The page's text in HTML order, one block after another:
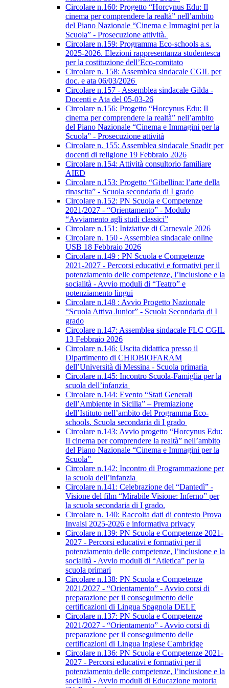
Circolare n.160: Progetto “Horcynus Edu: Il
cinema per comprendere la realtà” nell’ambito
del Piano Nazionale “Cinema e Immagini per la
Scuola” - Prosecuzione attività.
Circolare n.159: Programma Eco-schools a.s.
2025-2026. Elezioni rappresentanza studentesca
per la costituzione dell’Eco-comitato
Circolare n. 158: Assemblea sindacale CGIL per
doc. e ata 06/03/2026
Circolare n.157 - Assemblea sindacale Gilda -
Docenti e Ata del 05-03-26
Circolare n.156: Progetto “Horcynus Edu: Il
cinema per comprendere la realtà” nell’ambito
del Piano Nazionale “Cinema e Immagini per la
Scuola” - Prosecuzione attività
Circolare n. 155: Assemblea sindacale Snadir per
docenti di religione 19 Febbraio 2026
Circolare n.154: Attività consultorio familiare
AIED
Circolare n.153: Progetto “Gibellina: l’arte della
rinascita” - Scuola secondaria di I grado
Circolare n.152: PN Scuola e Competenze
2021/2027 - “Orientamento” - Modulo
“Avviamento agli studi classici”
Circolare n.151: Iniziative di Carnevale 2026
Circolare n. 150 - Assemblea sindacale online
USB 18 Febbraio 2026
Circolare n.149 : PN Scuola e Competenze
2021-2027 - Percorsi educativi e formativi per il
potenziamento delle competenze, l’inclusione e la
socialità - Avvio moduli di “Teatro” e
potenziamento lingui
Circolare n.148 : Avvio Progetto Nazionale
“Scuola Attiva Junior” - Scuola Secondaria di I
grado
Circolare n.147: Assemblea sindacale FLC CGIL
13 Febbraio 2026
Circolare n.146: Uscita didattica presso il
Dipartimento di CHIOBIOFARAM
dell’Università di Messina - Scuola primaria
Circolare n.145: Incontro Scuola-Famiglia per la
scuola dell’infanzia
Circolare n.144: Evento “Stati Generali
dell’Ambiente in Sicilia” – Premiazione
dell’Istituto nell’ambito del Programma Eco-
schools. Scuola secondaria di I grado
Circolare n.143: Avvio progetto “Horcynus Edu:
Il cinema per comprendere la realtà” nell’ambito
del Piano Nazionale “Cinema e Immagini per la
Scuola”
Circolare n.142: Incontro di Programmazione per
la scuola dell’infanzia
Circolare n.141: Celebrazione del “Dantedì” -
Visione del film “Mirabile Visione: Inferno” per
la scuola secondaria di I grado.
Circolare n. 140: Raccolta dati di contesto Prova
Invalsi 2025-2026 e informativa privacy
Circolare n.139: PN Scuola e Competenze 2021-
2027 - Percorsi educativi e formativi per il
potenziamento delle competenze, l’inclusione e la
socialità - Avvio moduli di “Atletica” per la
scuola primari
Circolare n.138: PN Scuola e Competenze
2021/2027 - “Orientamento” - Avvio corsi di
preparazione per il conseguimento delle
certificazioni di Lingua Spagnola DELE
Circolare n.137: PN Scuola e Competenze
2021/2027 - “Orientamento” - Avvio corsi di
preparazione per il conseguimento delle
certificazioni di Lingua Inglese Cambridge
Circolare n.136: PN Scuola e Competenze 2021-
2027 - Percorsi educativi e formativi per il
potenziamento delle competenze, l’inclusione e la
socialità - Avvio moduli di Educazione motoria